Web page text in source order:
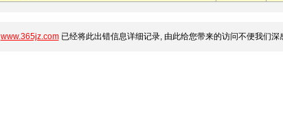
www.365jz.com已经将此出错信息详细记录, 由此给您带来的访问不便我们深